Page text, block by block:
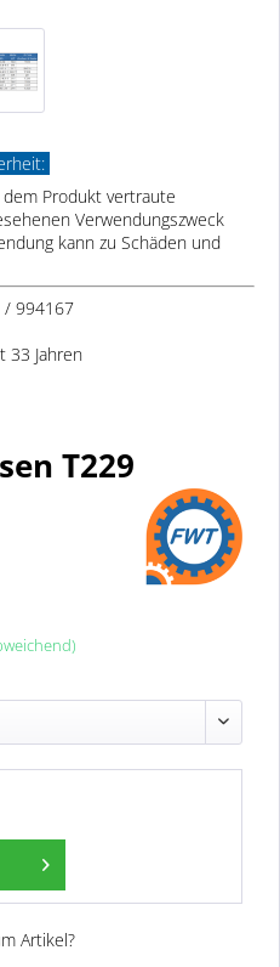
Produkt vertraute
Verwendungszweck
kann zu Schäden und
/ 994167
33 Jahren
T229
Artikel?